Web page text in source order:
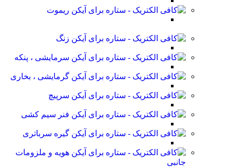
ریموت
زنگ
سرمایشی ، پنکه
گرمایشی ، بخاری
سرپیچ
فنر سیم کشی
گیره سرباتری
هویه و ملزومات
جانبی